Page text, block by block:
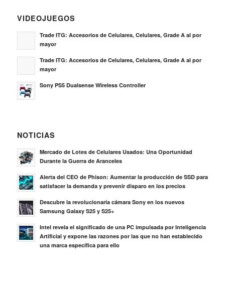
VIDEOJUEGOS
Trade ITG: Accesorios de Celulares, Celulares, Grade A al por
mayor
Trade ITG: Accesorios de Celulares, Celulares, Grade A al por
mayor
Sony PS5 Dualsense Wireless Controller
NOTICIAS
Mercado de Lotes de Celulares Usados: Una Oportunidad
Durante la Guerra de Aranceles
Alerta del CEO de Phison: Aumentar la producción de SSD para
satisfacer la demanda y prevenir disparo en los precios
Descubre la revolucionaria cámara Sony en los nuevos
Samsung Galaxy S25 y S25+
Intel revela el significado de una PC impulsada por Inteligencia
Artificial y expone las razones por las que no han establecido
una marca específica para ello